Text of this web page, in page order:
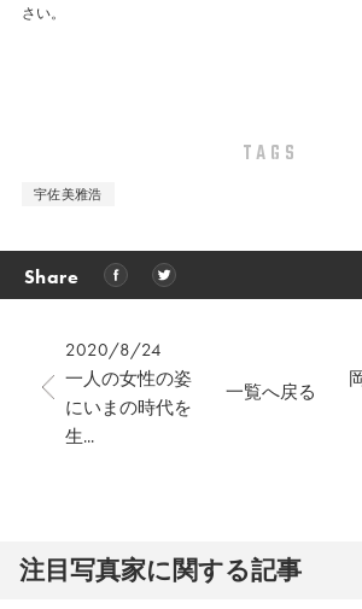
さい。
TAGS
宇佐美雅浩
Share
2020/8/24
一人の女性の姿
にいまの時代を
生...
一覧へ戻る
注⽬写真家に関する記事